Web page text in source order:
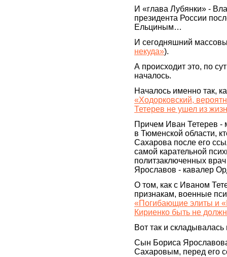
И «глава Лубянки» -
президента России
Ельциным…
И сегодняшний
некуда»).
А происходит это, по
началось.
Началось именно так,
«Ходорковский,
Тетерев не ушел из
Причем Иван Тетерев -
в Тюменской области,
Сахарова после его
самой карательной
политзаключенных
Ярославов - кавалер
О том, как с Иваном
признакам, военные
«Погибающие элиты и
Кириенко быть не
Вот так и
Сын Бориса
Сахаровым, перед его